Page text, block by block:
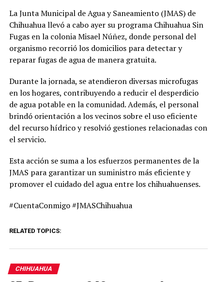
La Junta Municipal de Agua y Saneamiento (JMAS) de
Chihuahua llevó a cabo ayer su programa Chihuahua Sin
Fugas en la colonia Misael Núñez, donde personal del
organismo recorrió los domicilios para detectar y
reparar fugas de agua de manera gratuita.
Durante la jornada, se atendieron diversas microfugas
en los hogares, contribuyendo a reducir el desperdicio
de agua potable en la comunidad. Además, el personal
brindó orientación a los vecinos sobre el uso eficiente
del recurso hídrico y resolvió gestiones relacionadas con
el servicio.
Esta acción se suma a los esfuerzos permanentes de la
JMAS para garantizar un suministro más eficiente y
promover el cuidado del agua entre los chihuahuenses.
#CuentaConmigo #JMASChihuahua
RELATED TOPICS:
CHIHUAHUA